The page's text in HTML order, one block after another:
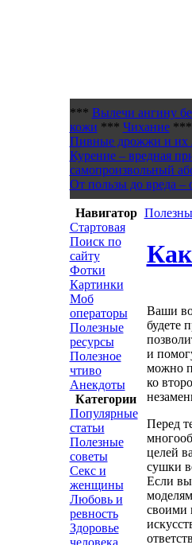
*** Вылечи ангину
кожи *** Чихание***
Пивные дрожжи и их
Курение – вредная
самопроизвольный
От пользы до вреда –
Навигатор
Стартовая
Поиск по
сайту
Фотки
Картинки
Моб
операторы
Полезные
ресурсы
Полезное
чтиво
Анекдоты
Категории
Популярные
статьи
Полезные
советы
Секс и
женщины
Любовь и
ревность
Здоровье
человека
Ваши
будете
и
можно
ко
Перед
целей
сушки
Если вы
своими